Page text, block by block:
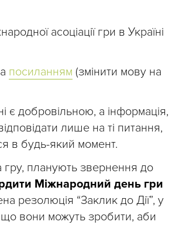
асоціації гри в Україні
посиланням (змінити мову на
є добровільною, а інформація,
лише на ті питання,
в будь-який момент.
гру, планують звернення до
Міжнародний день гри
резолюція “Заклик до Дії”, у
що вони можуть зробити, аби